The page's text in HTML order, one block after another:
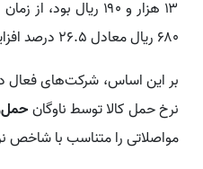
۶۸۰ ریال معادل ۲۶.۵ درصد افزایش خواهد رسید.
بر این اساس، شرکت‌های فعال
نرخ حمل کالا توسط ناوگان
مواصلاتی را متناسب با شاخص